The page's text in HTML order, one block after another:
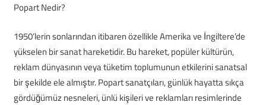
Popart Nedir?
1950’lerin sonlarından itibaren özellikle Amerika ve İngiltere’de
yükselen bir sanat hareketidir. Bu hareket, popüler kültürün,
reklam dünyasının veya tüketim toplumunun etkilerini sanatsal
bir şekilde ele almıştır. Popart sanatçıları, günlük hayatta sıkça
gördüğümüz nesneleri, ünlü kişileri ve reklamları resimlerinde